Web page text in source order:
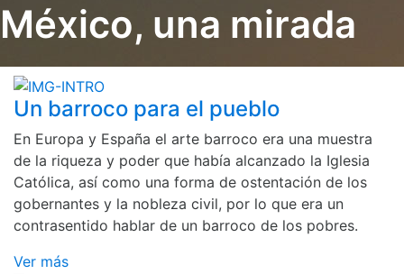
México, una mirada
Un barroco para el pueblo
En Europa y España el arte barroco era una muestra
de la riqueza y poder que había alcanzado la Iglesia
Católica, así como una forma de ostentación de los
gobernantes y la nobleza civil, por lo que era un
contrasentido hablar de un barroco de los pobres.
Ver más